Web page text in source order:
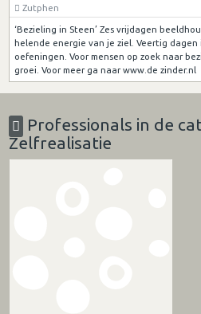
Zutphen
‘Bezieling in Steen’ Zes vrijdagen
helende energie van je ziel. Veertig
oefeningen. Voor mensen op zoek naar
groei. Voor meer ga naar www.de zinder.nl
Professionals in de
Zelfrealisatie